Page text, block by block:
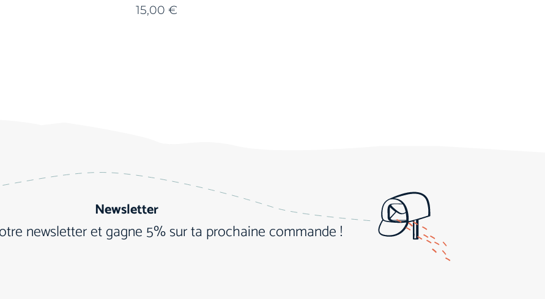
15,00 €
Newsletter
newsletter et gagne 5% sur ta prochaine commande !